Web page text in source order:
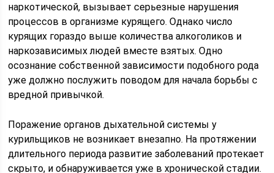
наркотической, вызывает серьезные нарушения
процессов в организме курящего. Однако число
курящих гораздо выше количества алкоголиков и
наркозависимых людей вместе взятых. Одно
осознание собственной зависимости подобного рода
уже должно послужить поводом для начала борьбы с
вредной привычкой.
Поражение органов дыхательной системы у
курильщиков не возникает внезапно. На протяжении
длительного периода развитие заболеваний протекает
скрыто, и обнаруживается уже в хронической стадии.